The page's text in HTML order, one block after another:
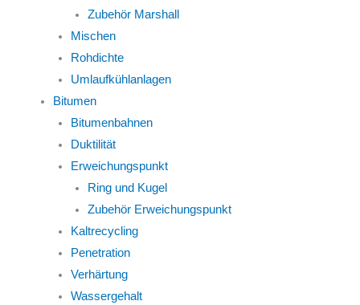
Zubehör Marshall
Mischen
Rohdichte
Umlaufkühlanlagen
Bitumen
Bitumenbahnen
Duktilität
Erweichungspunkt
Ring und Kugel
Zubehör Erweichungspunkt
Kaltrecycling
Penetration
Verhärtung
Wassergehalt